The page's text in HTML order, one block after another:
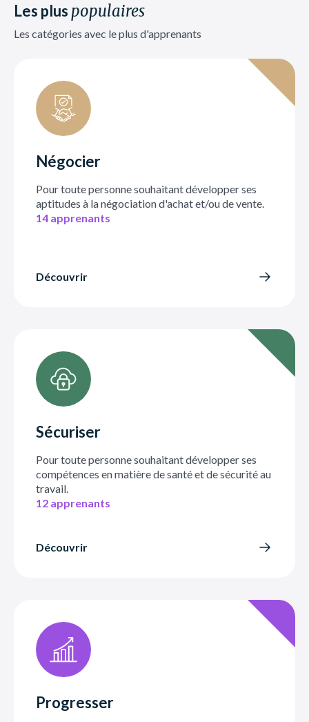
Les plus populaires
Les catégories avec le plus d'apprenants
Négocier
Pour toute personne souhaitant développer ses
aptitudes à la négociation d'achat et/ou de vente.
14 apprenants
Découvrir
Sécuriser
Pour toute personne souhaitant développer ses
compétences en matière de santé et de sécurité au
travail.
12 apprenants
Découvrir
Progresser